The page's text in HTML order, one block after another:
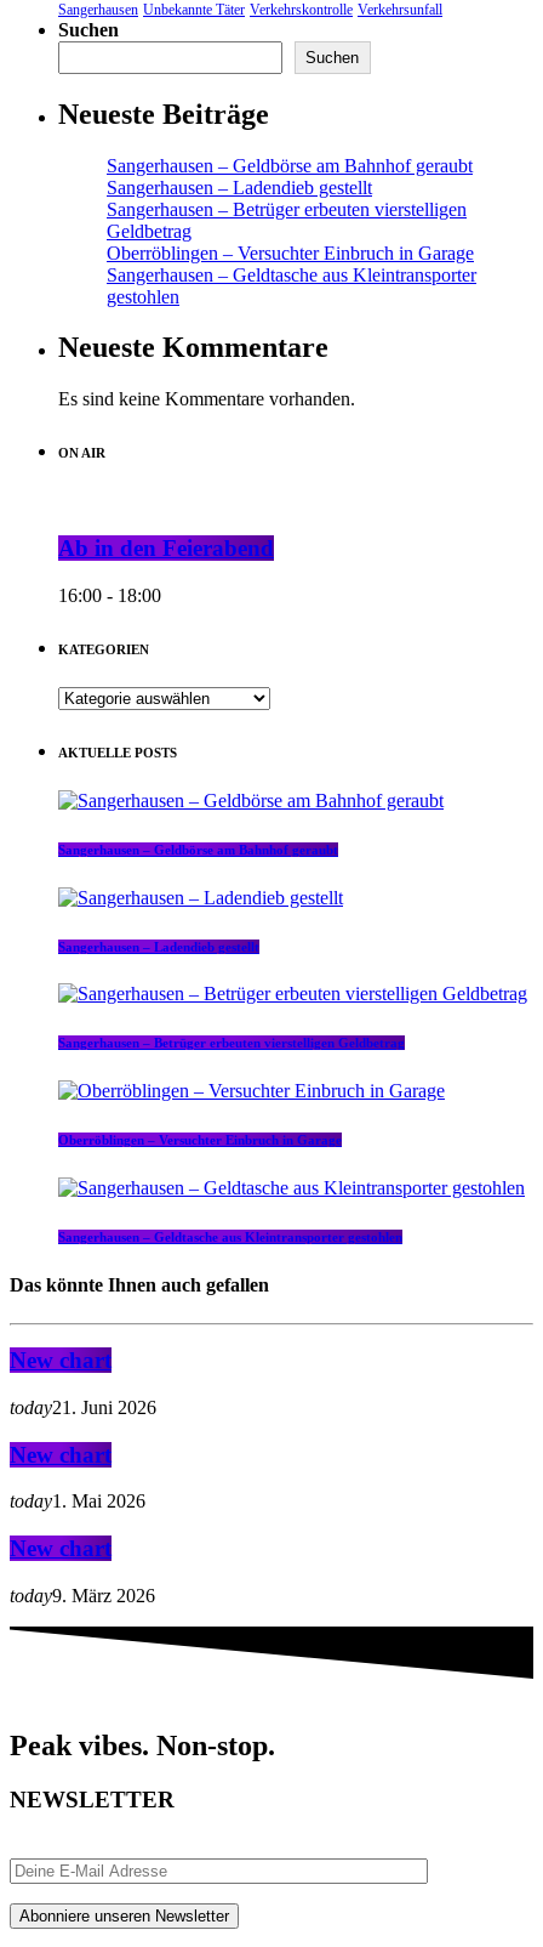
Sangerhausen Unbekannte Täter Verkehrskontrolle Verkehrsunfall
Suchen
Suchen
Neueste Beiträge
Sangerhausen – Geldbörse am Bahnhof geraubt
Sangerhausen – Ladendieb gestellt
Sangerhausen – Betrüger erbeuten vierstelligen
Geldbetrag
Oberröblingen – Versuchter Einbruch in Garage
Sangerhausen – Geldtasche aus Kleintransporter
gestohlen
Neueste Kommentare
Es sind keine Kommentare vorhanden.
ON AIR
Ab in den Feierabend
16:00 - 18:00
KATEGORIEN
KATEGORIEN
AKTUELLE POSTS
Sangerhausen – Geldbörse am Bahnhof geraubt
Sangerhausen – Ladendieb gestellt
Sangerhausen – Betrüger erbeuten vierstelligen Geldbetrag
Oberröblingen – Versuchter Einbruch in Garage
Sangerhausen – Geldtasche aus Kleintransporter gestohlen
Das könnte Ihnen auch gefallen
New chart
today21. Juni 2026
New chart
today1. Mai 2026
New chart
today9. März 2026
Peak vibes. Non-stop.
NEWSLETTER